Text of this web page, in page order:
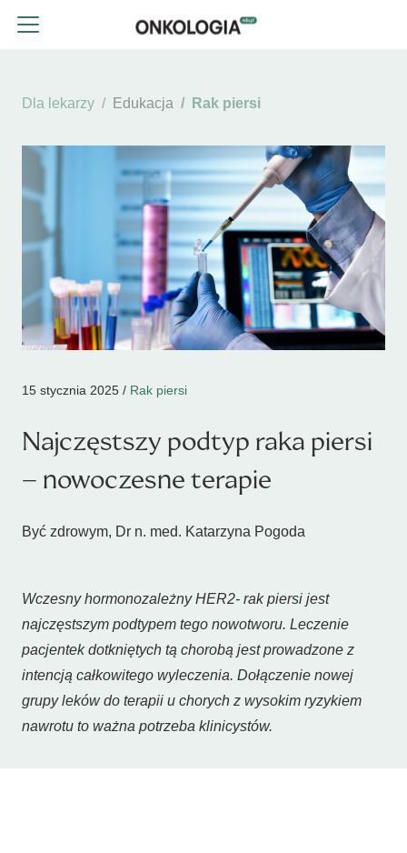
Dla lekarzy Edukacja Rak piersi
15 stycznia 2025 / Rak piersi
Najczęstszy podtyp raka piersi
– nowoczesne terapie
Być zdrowym, Dr n. med. Katarzyna Pogoda
Wczesny hormonozależny HER2- rak piersi jest
najczęstszym podtypem tego nowotworu. Leczenie
pacjentek dotkniętych tą chorobą jest prowadzone z
intencją całkowitego wyleczenia. Dołączenie nowej
grupy leków do terapii u chorych z wysokim ryzykiem
nawrotu to ważna potrzeba klinicystów.